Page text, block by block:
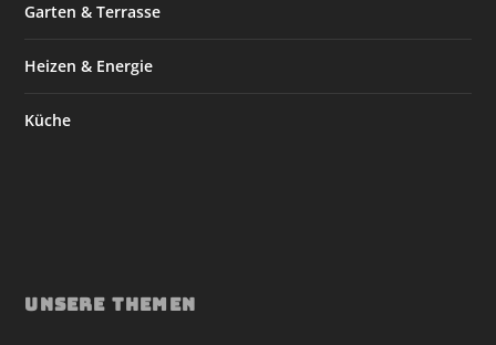
Garten & Terrasse
Heizen & Energie
Küche
UNSERE THEMEN